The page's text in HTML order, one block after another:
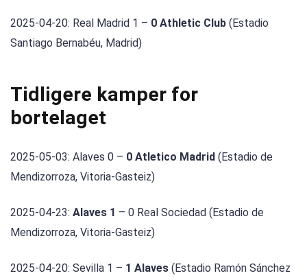
2025-04-20: Real Madrid 1 – 0 Athletic Club (Estadio
Santiago Bernabéu, Madrid)
Tidligere kamper for
bortelaget
2025-05-03: Alaves 0 – 0 Atletico Madrid (Estadio de
Mendizorroza, Vitoria-Gasteiz)
2025-04-23: Alaves 1 – 0 Real Sociedad (Estadio de
Mendizorroza, Vitoria-Gasteiz)
2025-04-20: Sevilla 1 – 1 Alaves (Estadio Ramón Sánchez